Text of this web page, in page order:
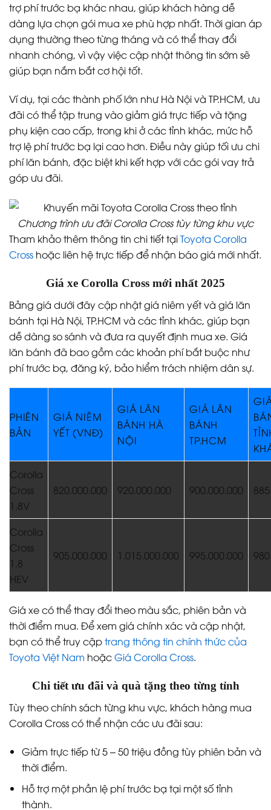
trợ phí trước bạ khác nhau, giúp khách hàng dễ
dàng lựa chọn gói mua xe phù hợp nhất. Thời gian áp
dụng thường theo từng tháng và có thể thay đổi
nhanh chóng, vì vậy việc cập nhật thông tin sớm sẽ
giúp bạn nắm bắt cơ hội tốt.
Ví dụ, tại các thành phố lớn như Hà Nội và TP.HCM, ưu
đãi có thể tập trung vào giảm giá trực tiếp và tặng
phụ kiện cao cấp, trong khi ở các tỉnh khác, mức hỗ
trợ lệ phí trước bạ lại cao hơn. Điều này giúp tối ưu chi
phí lăn bánh, đặc biệt khi kết hợp với các gói vay trả
góp ưu đãi.
Chương trình ưu đãi Corolla Cross tùy từng khu vực
Tham khảo thêm thông tin chi tiết tạiToyota Corolla
Cross hoặc liên hệ trực tiếp để nhận báo giá mới nhất.
Giá xe Corolla Cross mới nhất 2025
Bảng giá dưới đây cập nhật giá niêm yết và giá lăn
bánh tại Hà Nội, TP.HCM và các tỉnh khác, giúp bạn
dễ dàng so sánh và đưa ra quyết định mua xe. Giá
lăn bánh đã bao gồm các khoản phí bắt buộc như
phí trước bạ, đăng ký, bảo hiểm trách nhiệm dân sự.
PHIÊN
BẢN
GIÁ NIÊM
YẾT (VNĐ)
GIÁ LĂN
BÁNH HÀ
NỘI
GIÁ LĂN
BÁNH
TP.HCM
Corolla
Cross
1.8V
820.000.000 920.000.000 900.000.000
Corolla
Cross
1.8
HEV
905.000.000 1.015.000.000 995.000.000
Giá xe có thể thay đổi theo màu sắc, phiên bản và
thời điểm mua. Để xem giá chính xác và cập nhật,
bạn có thể truy cậptrang thông tin chính thức của
Toyota Việt Nam hoặcGiá Corolla Cross.
Chi tiết ưu đãi và quà tặng theo từng tỉnh
Tùy theo chính sách từng khu vực, khách hàng mua
Corolla Cross có thể nhận các ưu đãi sau:
Giảm trực tiếp từ 5 – 50 triệu đồng tùy phiên bản và
thời điểm.
Hỗ trợ một phần lệ phí trước bạ tại một số tỉnh
thành.